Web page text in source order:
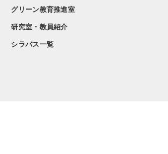
グリーン教育推進室
研究室・教員紹介
シラバス一覧